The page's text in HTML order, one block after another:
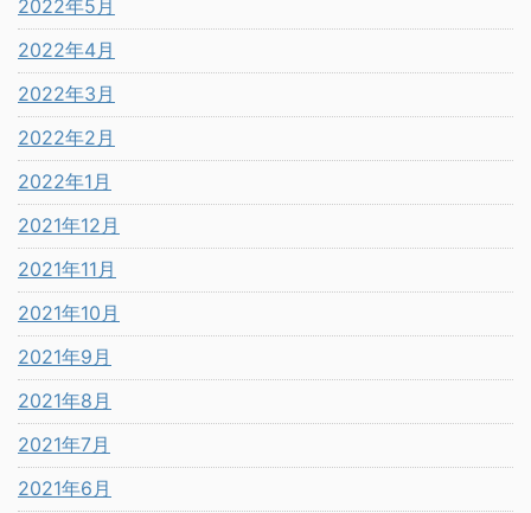
2022年5月
2022年4月
2022年3月
2022年2月
2022年1月
2021年12月
2021年11月
2021年10月
2021年9月
2021年8月
2021年7月
2021年6月